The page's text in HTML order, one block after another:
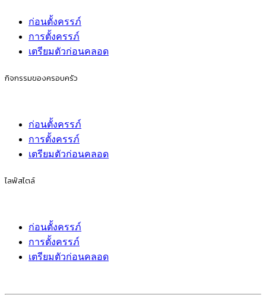
ก่อนตั้งครรภ์
การตั้งครรภ์
เตรียมตัวก่อนคลอด
กิจกรรมของครอบครัว
ก่อนตั้งครรภ์
การตั้งครรภ์
เตรียมตัวก่อนคลอด
ไลฟ์สไตล์
ก่อนตั้งครรภ์
การตั้งครรภ์
เตรียมตัวก่อนคลอด